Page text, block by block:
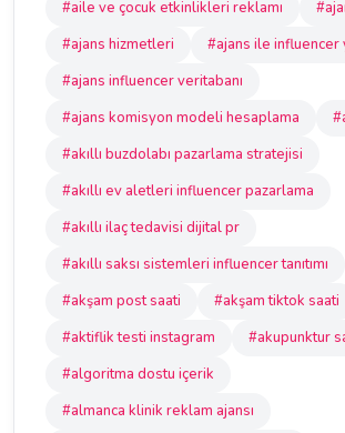
#aile ve çocuk etkinlikleri reklamı
#ajans hizmetleri
#ajans ile influencer
#ajans influencer veritabanı
#ajans komisyon modeli hesaplama
#akıllı buzdolabı pazarlama stratejisi
#akıllı ev aletleri influencer pazarlama
#akıllı ilaç tedavisi dijital pr
#akıllı saksı sistemleri influencer tanıtımı
#akşam post saati
#akşam tiktok saati
#aktiflik testi instagram
#akupunktur
#algoritma dostu içerik
#almanca klinik reklam ajansı